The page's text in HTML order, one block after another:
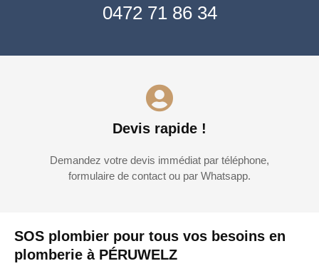
SOS plombier pour tous vos besoins en
plomberie à PÉRUWELZ
0472 71 86 34
Devis rapide !
Demandez votre devis immédiat par téléphone,
formulaire de contact ou par Whatsapp.